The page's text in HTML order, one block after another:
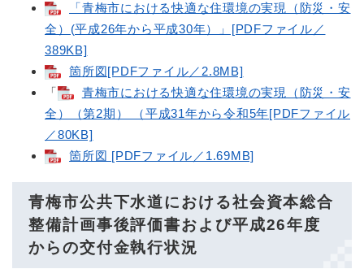
「青梅市における快適な住環境の実現（防災・安
全）(平成26年から平成30年）」[PDFファイル／
389KB]
箇所図[PDFファイル／2.8MB]
「
青梅市における快適な住環境の実現（防災・安
全）（第2期） （平成31年から令和5年[PDFファイル
／80KB]
箇所図 [PDFファイル／1.69MB]
青梅市公共下水道における社会資本総合
整備計画事後評価書および平成26年度
からの交付金執行状況